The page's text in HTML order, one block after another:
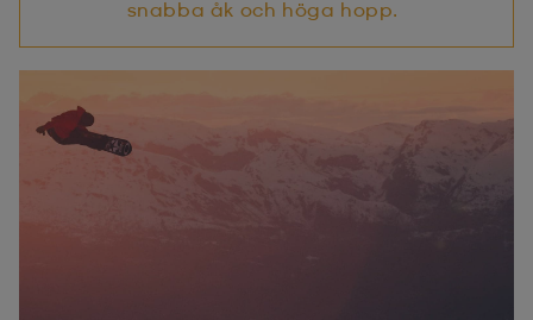
snabba åk och höga hopp.